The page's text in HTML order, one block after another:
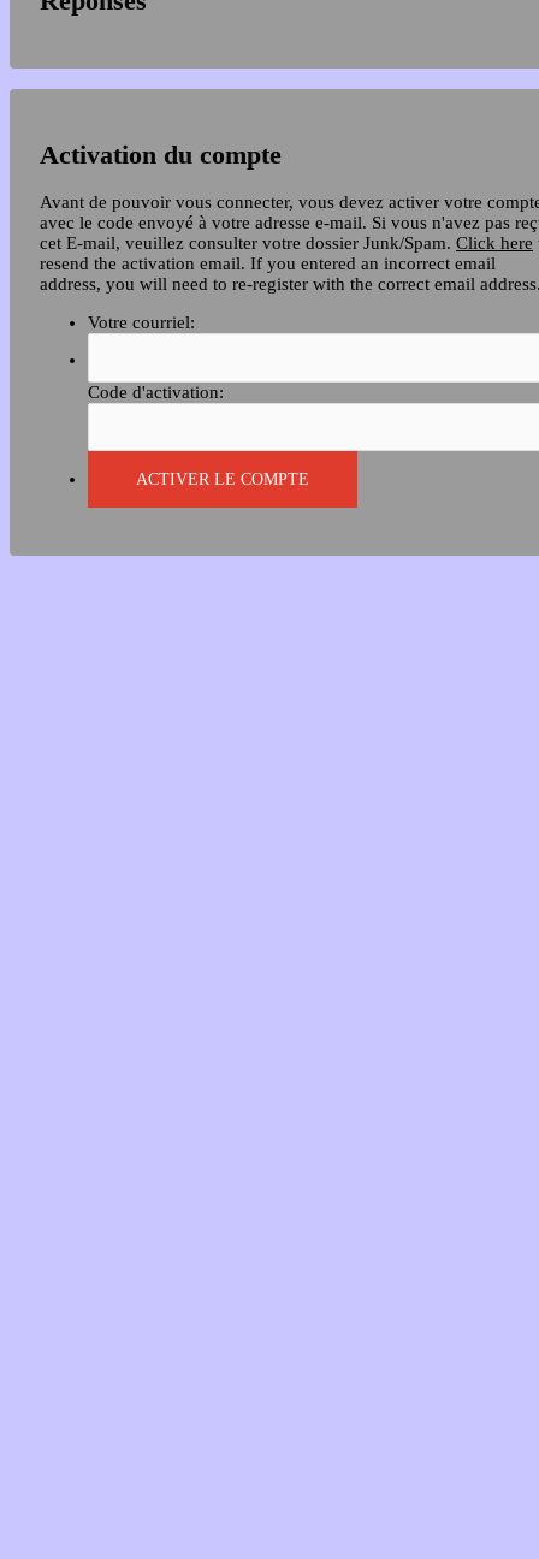
Activation du compte
Avant de pouvoir vous connecter, vous devez activer votre
avec le code envoyé à votre adresse e-mail. Si vous n'avez pas
cet E-mail, veuillez consulter votre dossier Junk/Spam. Click here
resend the activation email. If you entered an incorrect email
address, you will need to re-register with the correct email
Votre courriel:
Code d'activation: